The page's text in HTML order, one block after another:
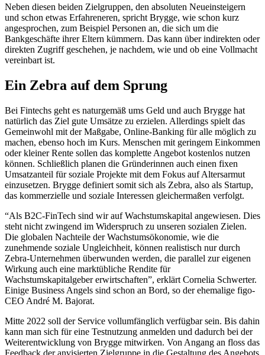
Neben diesen beiden Zielgruppen, den absoluten Neueinsteigern
und schon etwas Erfahreneren, spricht Brygge, wie schon kurz
angesprochen, zum Beispiel Personen an, die sich um die
Bankgeschäfte ihrer Eltern kümmern. Das kann über indirekten oder
direkten Zugriff geschehen, je nachdem, wie und ob eine Vollmacht
vereinbart ist.
Ein Zebra auf dem Sprung
Bei Fintechs geht es naturgemäß ums Geld und auch Brygge hat
natürlich das Ziel gute Umsätze zu erzielen. Allerdings spielt das
Gemeinwohl mit der Maßgabe, Online-Banking für alle möglich zu
machen, ebenso hoch im Kurs. Menschen mit geringem Einkommen
oder kleiner Rente sollen das komplette Angebot kostenlos nutzen
können. Schließlich planen die Gründerinnen auch einen fixen
Umsatzanteil für soziale Projekte mit dem Fokus auf Altersarmut
einzusetzen. Brygge definiert somit sich als Zebra, also als Startup,
das kommerzielle und soziale Interessen gleichermaßen verfolgt.
“Als B2C-FinTech sind wir auf Wachstumskapital angewiesen. Dies
steht nicht zwingend im Widerspruch zu unseren sozialen Zielen.
Die globalen Nachteile der Wachstumsökonomie, wie die
zunehmende soziale Ungleichheit, können realistisch nur durch
Zebra-Unternehmen überwunden werden, die parallel zur eigenen
Wirkung auch eine marktübliche Rendite für
Wachstumskapitalgeber erwirtschaften”, erklärt Cornelia Schwerter.
Einige Business Angels sind schon an Bord, so der ehemalige figo-
CEO André M. Bajorat.
Mitte 2022 soll der Service vollumfänglich verfügbar sein. Bis dahin
kann man sich für eine Testnutzung anmelden und dadurch bei der
Weiterentwicklung von Brygge mitwirken. Von Angang an floss das